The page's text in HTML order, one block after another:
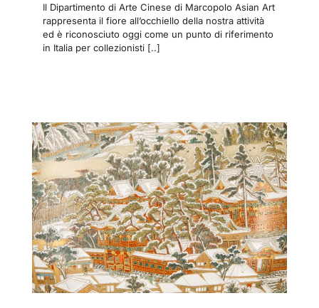
Il Dipartimento di Arte Cinese di Marcopolo Asian Art
rappresenta il fiore all’occhiello della nostra attività
ed è riconosciuto oggi come un punto di riferimento
in Italia per collezionisti [..]